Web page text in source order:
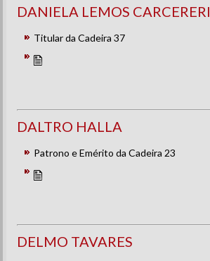
DANIELA LEMOS CARCERERI
Titular da Cadeira 37
DALTRO HALLA
Patrono e Emérito da Cadeira 23
DELMO TAVARES